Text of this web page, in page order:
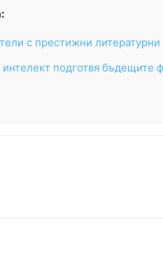
с престижни
подготвя бъдещите